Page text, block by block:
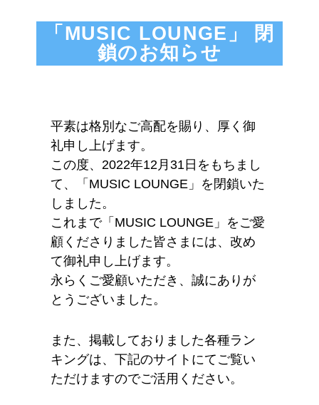
「MUSIC LOUNGE」 閉
鎖のお知らせ
平素は格別なご高配を賜り、厚く御
礼申し上げます。
この度、2022年12月31日をもちまし
て、「MUSIC LOUNGE」を閉鎖いた
しました。
これまで「MUSIC LOUNGE」をご愛
顧くださりました皆さまには、改め
て御礼申し上げます。
永らくご愛顧いただき、誠にありが
とうございました。
また、掲載しておりました各種ラン
キングは、下記のサイトにてご覧い
ただけますのでご活用ください。